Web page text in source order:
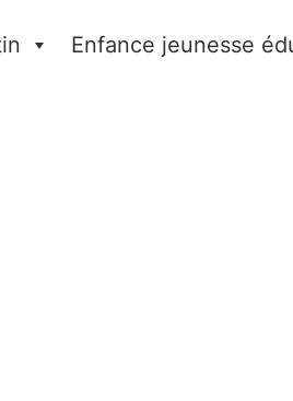
Enfance jeunesse